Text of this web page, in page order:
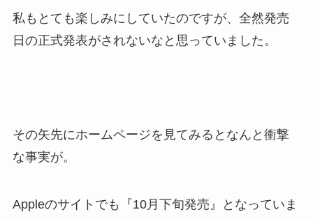
私もとても楽しみにしていたのですが、全然発売
日の正式発表がされないなと思っていました。
その矢先にホームページを見てみるとなんと衝撃
な事実が。
Appleのサイトでも『10月下旬発売』となっていま